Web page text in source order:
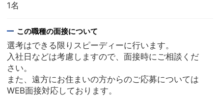
1名
この職種の面接について
選考はできる限りスピーディーに行います。
入社日などは考慮しますので、面接時にご相談くだ
さい。
また、遠方にお住まいの方からのご応募については
WEB面接対応しております。